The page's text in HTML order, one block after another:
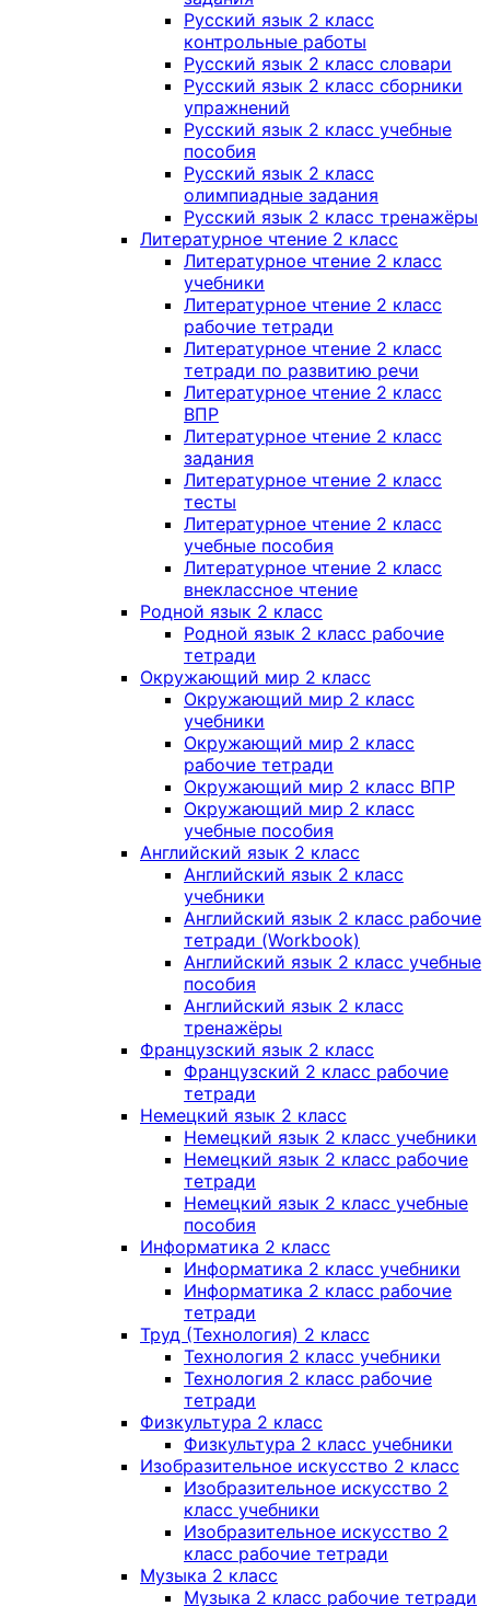
Русский язык 2 класс
контрольные работы
Русский язык 2 класс словари
Русский язык 2 класс сборники
упражнений
Русский язык 2 класс учебные
пособия
Русский язык 2 класс
олимпиадные задания
Русский язык 2 класс тренажёры
Литературное чтение 2 класс
Литературное чтение 2 класс
учебники
Литературное чтение 2 класс
рабочие тетради
Литературное чтение 2 класс
тетради по развитию речи
Литературное чтение 2 класс
ВПР
Литературное чтение 2 класс
задания
Литературное чтение 2 класс
тесты
Литературное чтение 2 класс
учебные пособия
Литературное чтение 2 класс
внеклассное чтение
Родной язык 2 класс
Родной язык 2 класс рабочие
тетради
Окружающий мир 2 класс
Окружающий мир 2 класс
учебники
Окружающий мир 2 класс
рабочие тетради
Окружающий мир 2 класс ВПР
Окружающий мир 2 класс
учебные пособия
Английский язык 2 класс
Английский язык 2 класс
учебники
Английский язык 2 класс рабочие
тетради (Workbook)
Английский язык 2 класс учебные
пособия
Английский язык 2 класс
тренажёры
Французский язык 2 класс
Французский 2 класс рабочие
тетради
Немецкий язык 2 класс
Немецкий язык 2 класс учебники
Немецкий язык 2 класс рабочие
тетради
Немецкий язык 2 класс учебные
пособия
Информатика 2 класс
Информатика 2 класс учебники
Информатика 2 класс рабочие
тетради
Труд (Технология) 2 класс
Технология 2 класс учебники
Технология 2 класс рабочие
тетради
Физкультура 2 класс
Физкультура 2 класс учебники
Изобразительное искусство 2 класс
Изобразительное искусство 2
класс учебники
Изобразительное искусство 2
класс рабочие тетради
Музыка 2 класс
Музыка 2 класс рабочие тетради